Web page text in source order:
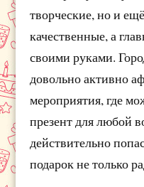
творческие, но и
качественные, а
своими руками.
довольно активно
мероприятия, где
презент для любой
действительно
подарок не только